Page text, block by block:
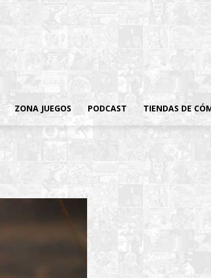
ZONA JUEGOS PODCAST TIENDAS DE